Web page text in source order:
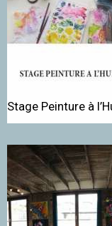
Stage Peinture à